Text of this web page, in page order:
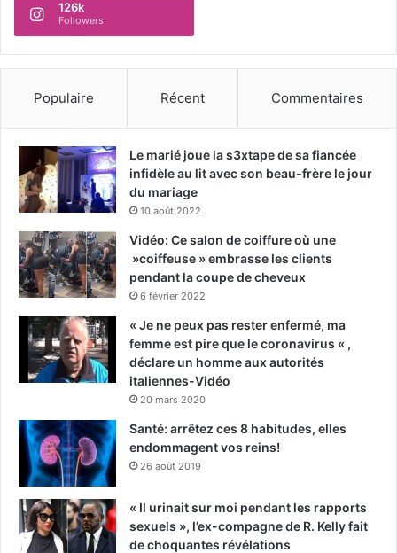
126k
Followers
Populaire Récent Commentaires
Le marié joue la s3xtape de sa fiancée
infidèle au lit avec son beau-frère le jour
du mariage
10 août 2022
Vidéo: Ce salon de coiffure où une
»coiffeuse » embrasse les clients
pendant la coupe de cheveux
6 février 2022
« Je ne peux pas rester enfermé, ma
femme est pire que le coronavirus « ,
déclare un homme aux autorités
italiennes-Vidéo
20 mars 2020
Santé: arrêtez ces 8 habitudes, elles
endommagent vos reins!
26 août 2019
« Il urinait sur moi pendant les rapports
sexuels », l’ex-compagne de R. Kelly fait
de choquantes révélations